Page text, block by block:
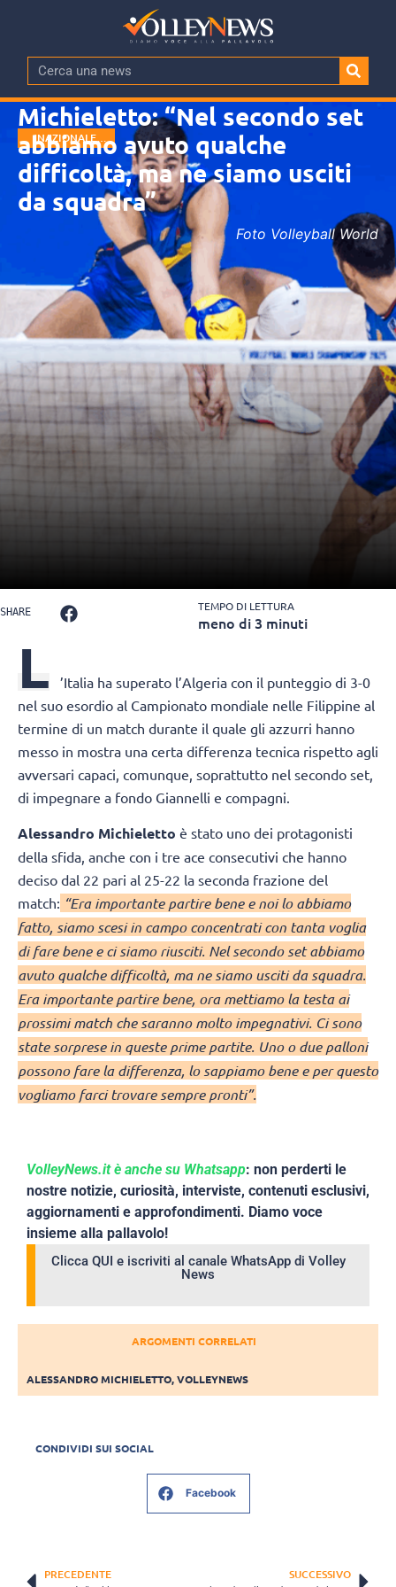
NAZIONALE
MASCHILE
Michieletto: “Nel secondo set
abbiamo avuto qualche
difficoltà, ma ne siamo usciti
da squadra”
Foto Volleyball World
SHARE TEMPO DI LETTURA
meno di 3 minuti
L
’Italia ha superato l’Algeria con il punteggio di 3-0
nel suo esordio al Campionato mondiale nelle Filippine al
termine di un match durante il quale gli azzurri hanno
messo in mostra una certa differenza tecnica rispetto agli
avversari capaci, comunque, soprattutto nel secondo set,
di impegnare a fondo Giannelli e compagni.
Alessandro Michieletto è stato uno dei protagonisti
della sfida, anche con i tre ace consecutivi che hanno
deciso dal 22 pari al 25-22 la seconda frazione del
match: “Era importante partire bene e noi lo abbiamo
fatto, siamo scesi in campo concentrati con tanta voglia
di fare bene e ci siamo riusciti. Nel secondo set abbiamo
avuto qualche difficoltà, ma ne siamo usciti da squadra.
Era importante partire bene, ora mettiamo la testa ai
prossimi match che saranno molto impegnativi. Ci sono
state sorprese in queste prime partite. Uno o due palloni
possono fare la differenza, lo sappiamo bene e per questo
vogliamo farci trovare sempre pronti”.
VolleyNews.it è anche su Whatsapp: non perderti le
nostre notizie, curiosità, interviste, contenuti esclusivi,
aggiornamenti e approfondimenti. Diamo voce
insieme alla pallavolo!
Clicca QUI e iscriviti al canale WhatsApp di Volley
News
ARGOMENTI CORRELATI
ALESSANDRO MICHIELETTO,VOLLEYNEWS
CONDIVIDI SUI SOCIAL
Facebook
PRECEDENTE SUCCESSIVO